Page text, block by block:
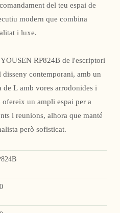
del teu espai de
modern que combina
i luxe.
RP824B de l'escriptori
contemporani, amb un
de L amb vores arrodonides i
un ampli espai per a
i reunions, alhora que manté
però sofisticat.